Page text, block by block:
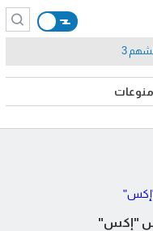
منوعات
3
"إكس"